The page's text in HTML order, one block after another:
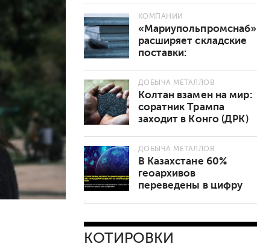
КОМПАНИИ
«Мариупольпромснаб»
расширяет складские
поставки:
стали теперь в наличии
ДОБЫЧА МЕТАЛЛОВ
Колтан взамен на мир:
соратник Трампа
заходит в Конго (ДРК)
ДОБЫЧА МЕТАЛЛОВ
В Казахстане 60%
геоархивов
переведены в цифру
КОТИРОВКИ